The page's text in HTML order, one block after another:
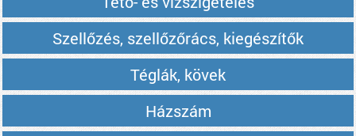
Szellőzés, szellőzőrács, kiegészítők
Téglák, kövek
Házszám